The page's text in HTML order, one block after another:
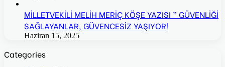
MİLLETVEKİLİ MELİH MERİÇ KÖŞE YAZISI ” GÜVENLİĞİ
SAĞLAYANLAR, GÜVENCESİZ YAŞIYOR!
Haziran 15, 2025
Categories